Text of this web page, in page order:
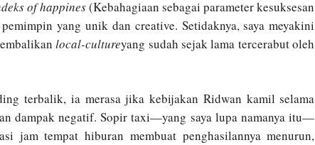
of happines(Kebahagiaan sebagai parameter kesuksesan
yang unik dan creative. Setidaknya, saya meyakini
local-cultureyang sudah sejak lama tercerabut oleh
terbalik, ia merasa jika kebijakan Ridwan kamil selama
dampak negatif. Sopir taxi—yang saya lupa namanya itu—
jam tempat hiburan membuat penghasilannya menurun,